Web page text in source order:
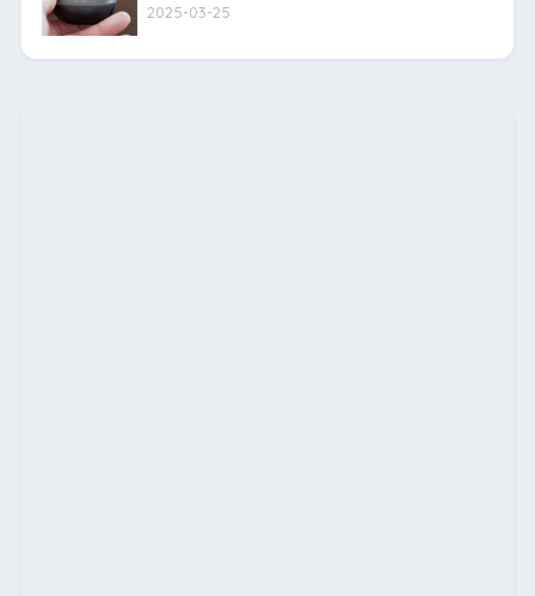
2025-03-25